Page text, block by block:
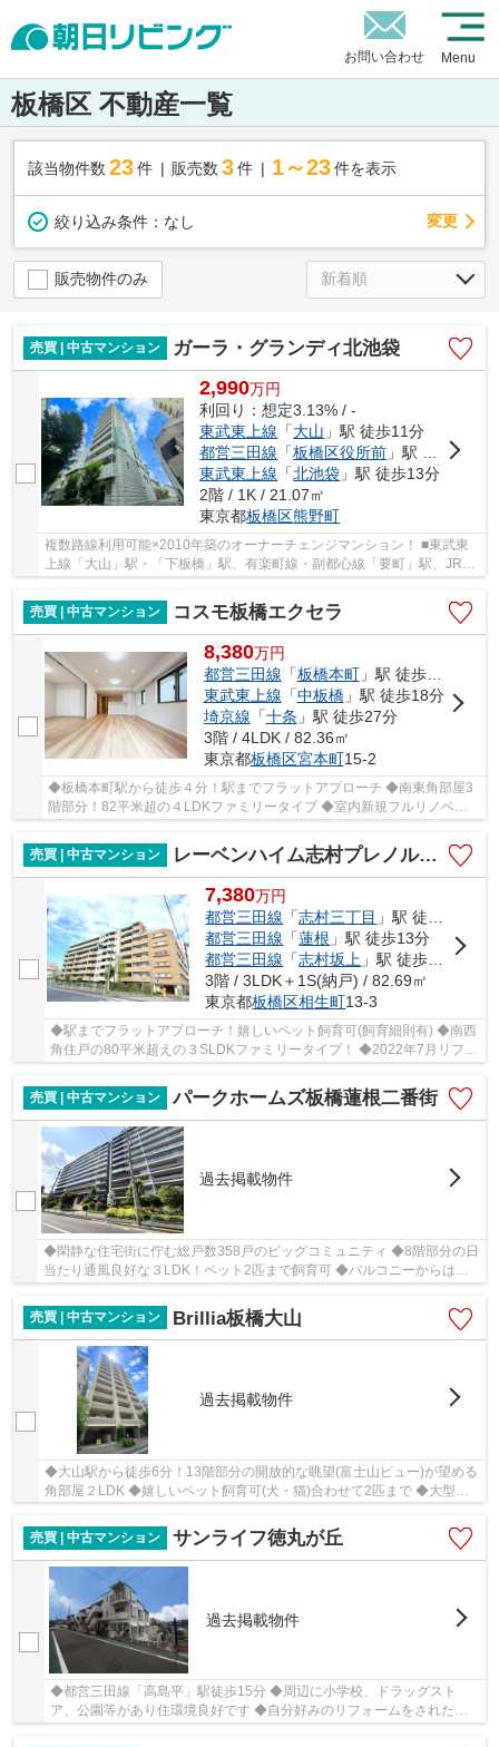
お問い合わせ Menu
板橋区 不動産一覧
該当物件数 23件 販売数 3 件 1～23 件を表示
絞り込み条件： なし 変更
販売物件のみ
売買 | 中古マンション ガーラ・グランディ北池袋
2,990万円
利回り：想定3.13% / -
東武東上線 「大山 」駅 徒歩11分
都営三田線 「板橋区役所前 」駅 徒歩12分
東武東上線 「北池袋 」駅 徒歩13分
2階 / 1K / 21.07㎡
東京都板橋区熊野町
複数路線利用可能×2010年築のオーナーチェンジマンション！ ■東武東
上線「大山」駅・「下板橋」駅、有楽町線・副都心線「要町」駅、JR埼
売買 | 中古マンション
コスモ板橋エクセラ
8,380万円
都営三田線 「板橋本町」駅 徒歩4分
東武東上線 「中板橋」駅 徒歩18分
埼京線 「十条 」駅 徒歩27分
3階 / 4LDK / 82.36㎡
東京都板橋区宮本町15-2
◆板橋本町駅から徒歩４分！駅までフラットアプローチ ◆南東角部屋3
階部分！82平米超の４LDKファミリータイプ ◆室内新規フルリノベー
売買 | 中古マンション
レーベンハイム志村プレノルガール
7,380万円
都営三田線 「志村三丁目 」駅 徒歩9分
都営三田線 「蓮根 」駅 徒歩13分
都営三田線 「志村坂上 」駅 徒歩22分
3階 / 3LDK＋1S(納戸) / 82.69㎡
東京都板橋区相生町13-3
◆駅までフラットアプローチ！嬉しいペット飼育可(飼育細則有) ◆南西
角住戸の80平米超えの３SLDKファミリータイプ！ ◆2022年7月リフォ
ーム履歴有。
売買 | 中古マンション
パークホームズ板橋蓮根二番街
過去掲載物件
◆閑静な住宅街に佇む総戸数358戸のビッグコミュニティ ◆8階部分の日
当たり通風良好な３LDK！ペット2匹まで飼育可 ◆バルコニーからはリ
バービュー、春は桜並木、夏は花火大会が望めます...
売買 | 中古マンション
Brillia板橋大山
過去掲載物件
◆大山駅から徒歩6分！13階部分の開放的な眺望(富士山ビュー)が望める
角部屋２LDK ◆嬉しいペット飼育可(犬・猫)合わせて2匹まで ◆大型ア
売買 | 中古マンション
サンライフ徳丸が丘
過去掲載物件
◆都営三田線「高島平」駅徒歩15分 ◆周辺に小学校、ドラッグスト
ア、公園等があり住環境良好です ◆自分好みのリフォームをされたい